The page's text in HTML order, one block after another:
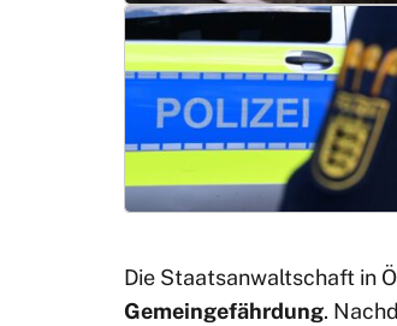
Die Staatsanwaltschaft in
Gemeingefährdung.